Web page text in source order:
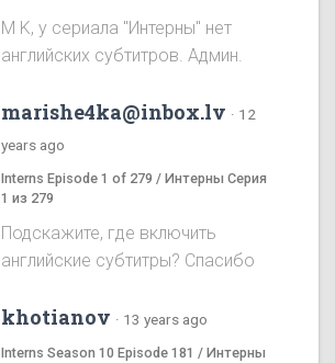
M K, у сериала "Интерны" нет
английских субтитров. Админ.
marishe4ka@inbox.lv · 12
years ago
Interns Episode 1 of 279 / Интерны Серия
1 из 279
Подскажите, где включить
английские субтитры? Спасибо
khotianov · 13 years ago
Interns Season 10 Episode 181 / Интерны